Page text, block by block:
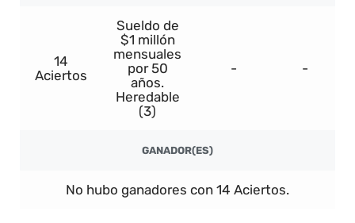
14
Aciertos
Sueldo de
$1 millón
mensuales
por 50
años.
Heredable
(3)
- -
GANADOR(ES)
No hubo ganadores con 14 Aciertos.